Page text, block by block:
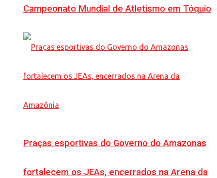
Campeonato Mundial de Atletismo em Tóquio
Praças esportivas do Governo do Amazonas
fortalecem os JEAs, encerrados na Arena da